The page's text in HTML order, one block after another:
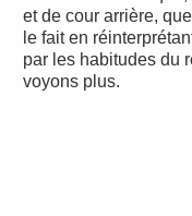
et de cour arrière,
le fait en
par les habitudes du
voyons plus.